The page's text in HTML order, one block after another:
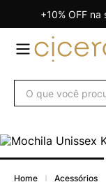
+10% OFF
acessórios
TERMOS
MAIS
Agendas
3ºFichário